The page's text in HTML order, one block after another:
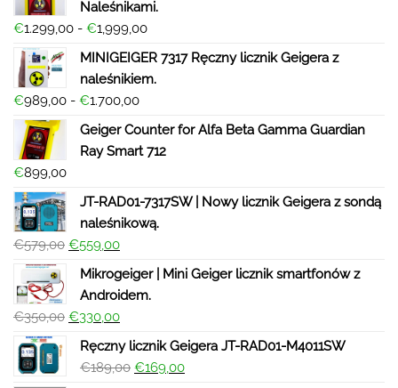
Naleśnikami.
€1.299,00 - €1,999,00
MINIGEIGER 7317 Ręczny licznik Geigera z
naleśnikiem.
€989,00 - €1.700,00
Geiger Counter for Alfa Beta Gamma Guardian
Ray Smart 712
€899,00
JT-RAD01-7317SW | Nowy licznik Geigera z sondą
naleśnikową.
€579,00 €559,00
Mikrogeiger | Mini Geiger licznik smartfonów z
Androidem.
€350,00 €330,00
Ręczny licznik Geigera JT-RAD01-M4011SW
€189,00 €169,00